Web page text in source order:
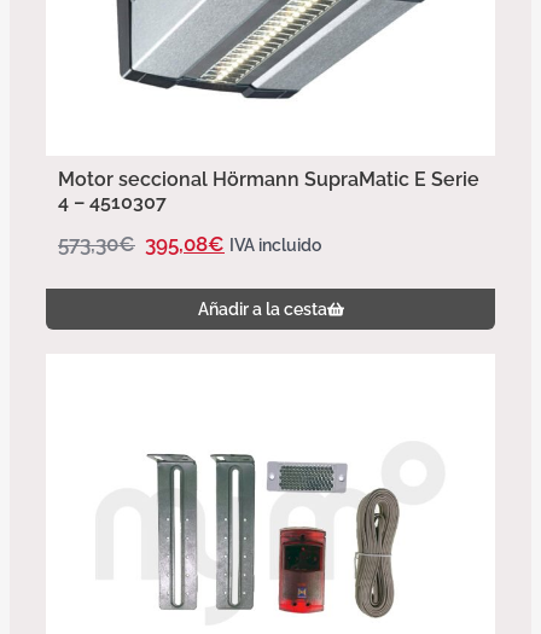
Motor seccional Hörmann SupraMatic E Serie
4 – 4510307
573,30€ 395,08€ IVA incluido
Añadir a la cesta